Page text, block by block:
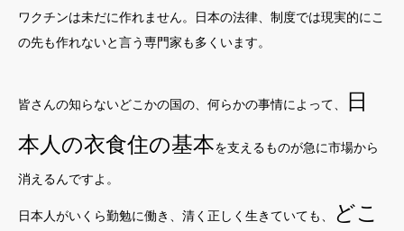
ワクチンは未だに作れません。日本の法律、制度では現実的にこ
の先も作れないと言う専門家も多くいます。
皆さんの知らないどこかの国の、何らかの事情によって、
日
本人の衣食住の基本を支えるものが急に市場から
消えるんですよ。
日本人がいくら勤勉に働き、清く正しく生きていても、 どこ